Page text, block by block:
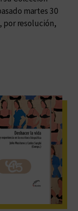
martes 30
por resolución,